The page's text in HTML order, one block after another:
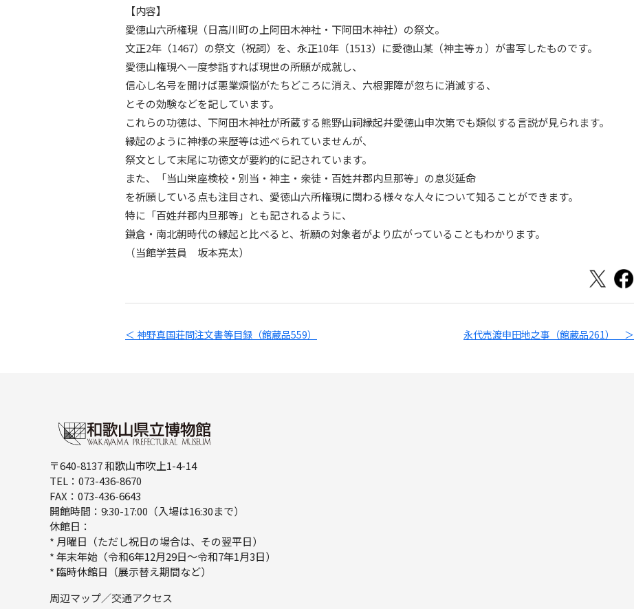
【内容】
愛徳山六所権現（日高川町の上阿田木神社・下阿田木神社）の祭文。
文正2年（1467）の祭文（祝詞）を、永正10年（1513）に愛徳山某（神主等ヵ）が書写したものです。
愛徳山権現へ一度参詣すれば現世の所願が成就し、
信心し名号を聞けば悪業煩悩がたちどころに消え、六根罪障が忽ちに消滅する、
とその効験などを記しています。
これらの功徳は、下阿田木神社が所蔵する熊野山祠縁起幷愛徳山申次第でも類似する言説が見られます。
縁起のように神様の来歴等は述べられていませんが、
祭文として末尾に功徳文が要約的に記されています。
また、「当山栄座検校・別当・神主・衆徒・百姓幷郡内旦那等」の息災延命
を祈願している点も注目され、愛徳山六所権現に関わる様々な人々について知ることができます。
特に「百姓幷郡内旦那等」とも記されるように、
鎌倉・南北朝時代の縁起と比べると、祈願の対象者がより広がっていることもわかります。
（当館学芸員 坂本亮太）
＜ 神野真国荘問注文書等目録（館蔵品559） 永代売渡申田地之事（館蔵品261） ＞
〒640-8137 和歌山市吹上1-4-14
TEL：073-436-8670
FAX：073-436-6643
開館時間：9:30-17:00（入場は16:30まで）
休館日：
* 月曜日（ただし祝日の場合は、その翌平日）
* 年末年始（令和6年12月29日～令和7年1月3日）
* 臨時休館日（展示替え期間など）
周辺マップ／交通アクセス